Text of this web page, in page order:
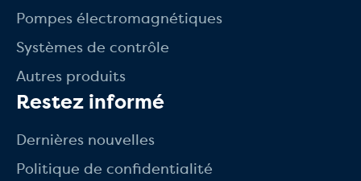
Pompes électromagnétiques
Systèmes de contrôle
Autres produits
Restez informé
Dernières nouvelles
Politique de confidentialité